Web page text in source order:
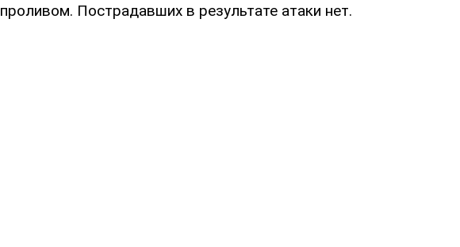
проливом. Пострадавших в результате атаки нет.